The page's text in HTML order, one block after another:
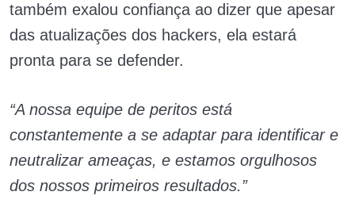
também exalou confiança ao dizer que apesar
das atualizações dos hackers, ela estará
pronta para se defender.
“A nossa equipe de peritos está
constantemente a se adaptar para identificar e
neutralizar ameaças, e estamos orgulhosos
dos nossos primeiros resultados.”